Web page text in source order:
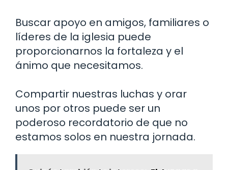
Buscar apoyo en amigos, familiares o
líderes de la iglesia puede
proporcionarnos la fortaleza y el
ánimo que necesitamos.
Compartir nuestras luchas y orar
unos por otros puede ser un
poderoso recordatorio de que no
estamos solos en nuestra jornada.